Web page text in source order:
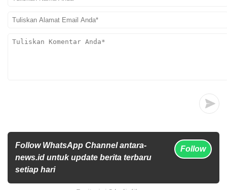
Follow WhatsApp Channel antara-
news.id untuk update berita terbaru
setiap hari
Follow